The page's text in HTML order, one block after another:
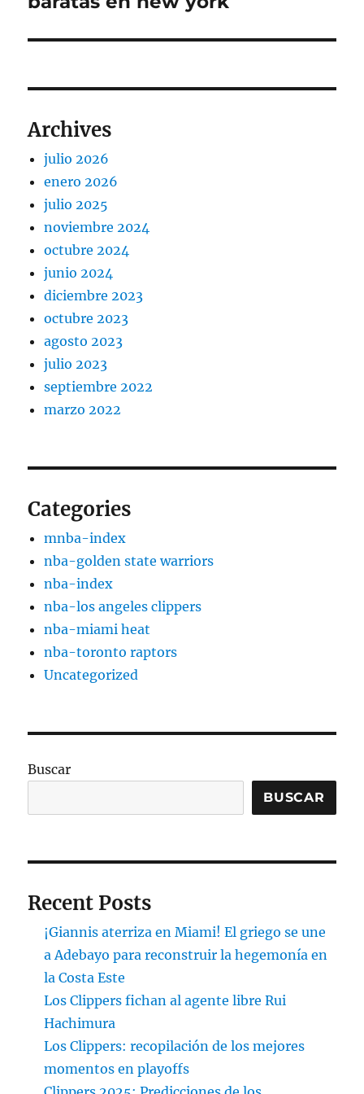
Archives
julio 2026
enero 2026
julio 2025
noviembre 2024
octubre 2024
junio 2024
diciembre 2023
octubre 2023
agosto 2023
julio 2023
septiembre 2022
marzo 2022
Categories
mnba-index
nba-golden state warriors
nba-index
nba-los angeles clippers
nba-miami heat
nba-toronto raptors
Uncategorized
Buscar
BUSCAR
Recent Posts
¡Giannis aterriza en Miami! El griego se une
a Adebayo para reconstruir la hegemonía en
la Costa Este
Los Clippers fichan al agente libre Rui
Hachimura
Los Clippers: recopilación de los mejores
momentos en playoffs